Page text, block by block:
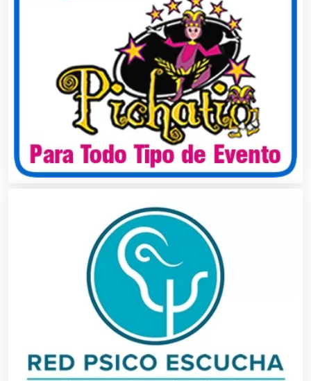
Almacenaje
Alquiler de Autos
Alquiler de Equipos para Fiestas
Alquiler de Sillas y Mesas
Alquiler de Trajes de Etiqueta
Alta Costura
Aluminio